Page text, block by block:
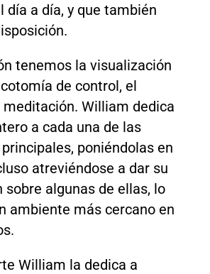
día a día, y que también
tenemos la visualización
de control, el
William dedica
a cada una de las
poniéndolas en
atreviéndose a dar su
sobre algunas de ellas, lo
ambiente más cercano en
William la dedica a